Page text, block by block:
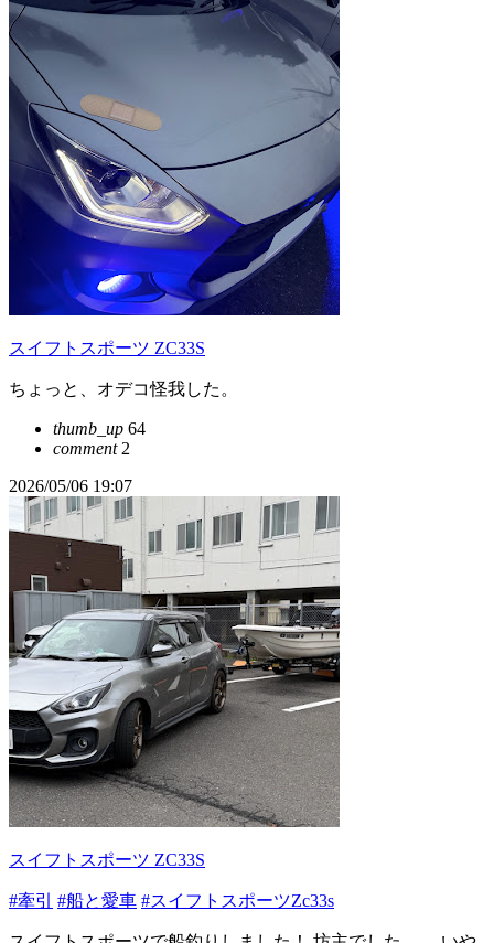
スイフトスポーツ ZC33S
ちょっと、オデコ怪我した。
thumb_up 64
comment2
2026/05/06 19:07
スイフトスポーツ ZC33S
#牽引 #船と愛車 #スイフトスポーツZc33s